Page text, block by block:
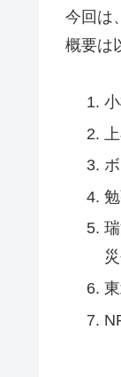
今回は
概要は